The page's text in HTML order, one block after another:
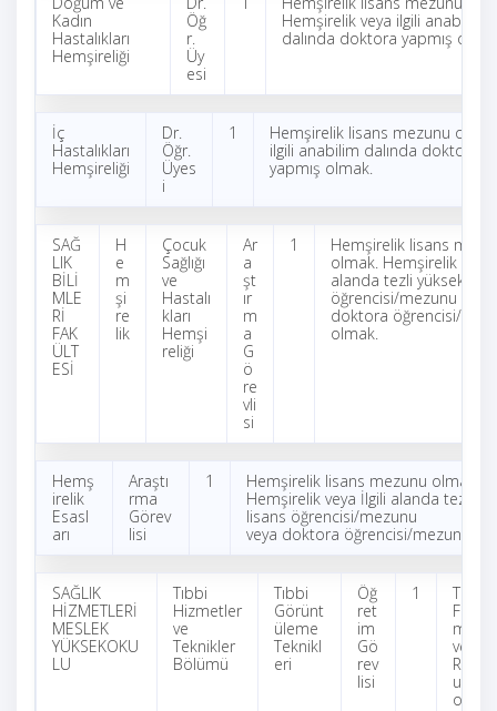
Kadın
Hastalıkları
Hemşireliği
Öğ
r.
Üy
esi
Hemşirelik veya ilgili anabilim
dalında doktora yapmış
İç
Hastalıkları
Hemşireliği
Dr.
Öğr.
Üyes
i
1
Hemşirelik lisans mezunu
ilgili anabilim dalında doktora
yapmış olmak.
SAĞ
LIK
BİLİ
MLE
Rİ
FAK
ÜLT
ESİ
H
e
m
şi
re
lik
Çocuk
Sağlığı
ve
Hastalı
kları
Hemşi
reliği
Ar
a
şt
ır
m
a
G
ö
re
vli
si
1
Hemşirelik lisans
olmak. Hemşirelik veya
alanda tezli yüksek
öğrencisi/mezunu veya
doktora öğrencisi/
olmak.
Hemş
irelik
Esasl
arı
Araştı
rma
Görev
lisi
1
Hemşirelik lisans mezunu olmak.
Hemşirelik veya İlgili alanda tezli
lisans öğrencisi/mezunu
veya doktora öğrencisi/mezunu
SAĞLIK
HİZMETLERİ
MESLEK
YÜKSEKOKU
LU
Tıbbi
Hizmetler
ve
Teknikler
Bölümü
Tıbbi
Görünt
üleme
Teknikl
eri
Öğ
ret
im
Gö
rev
lisi
1
Tıp
ve